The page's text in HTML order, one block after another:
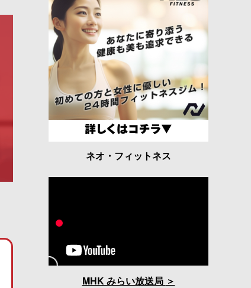
ネオ・フィットネス
MHK みらい放送局